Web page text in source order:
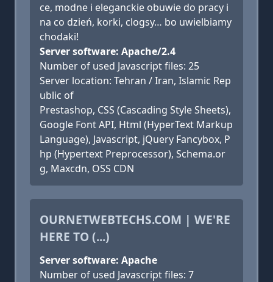
ce, modne i eleganckie obuwie do pracy i
na co dzień, korki, clogsy… bo uwielbiamy
chodaki!
Server software: Apache/2.4
Number of used Javascript files: 25
Server location: Tehran / Iran, Islamic Rep
ublic of
Prestashop, CSS (Cascading Style Sheets),
Google Font API, Html (HyperText Markup
Language), Javascript, jQuery Fancybox, P
hp (Hypertext Preprocessor), Schema.or
g, Maxcdn, OSS CDN
OURNETWEBTECHS.COM | WE'RE
HERE TO (...)
Server software: Apache
Number of used Javascript files: 7